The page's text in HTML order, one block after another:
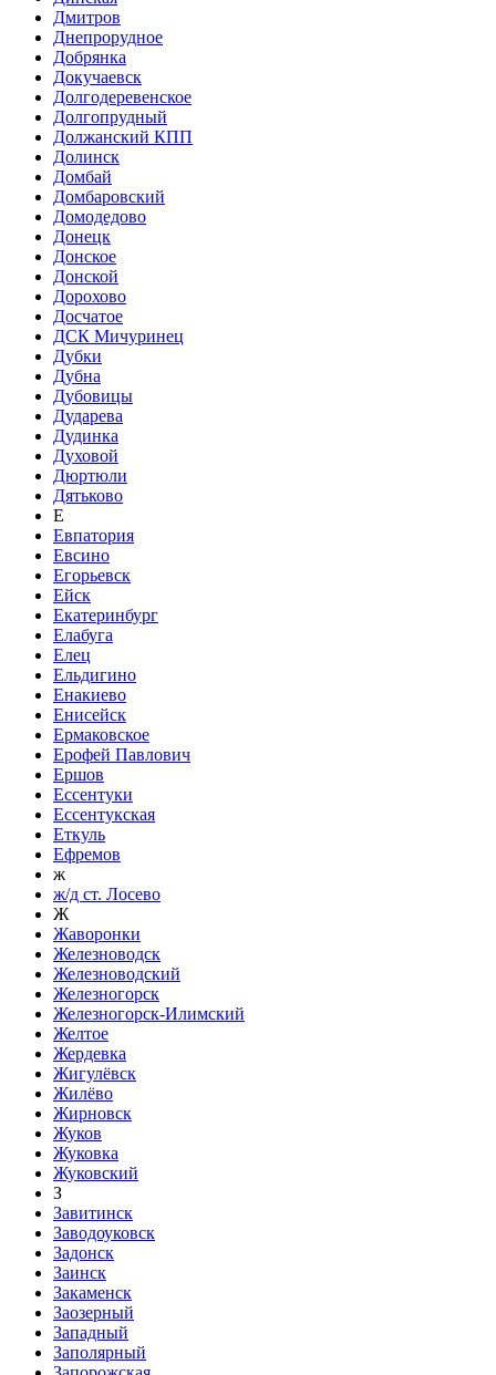
Дмитров
Днепрорудное
Добрянка
Докучаевск
Долгодеревенское
Долгопрудный
Должанский КПП
Долинск
Домбай
Домбаровский
Домодедово
Донецк
Донское
Донской
Дорохово
Досчатое
ДСК Мичуринец
Дубки
Дубна
Дубовицы
Дударева
Дудинка
Духовой
Дюртюли
Дятьково
Е
Евпатория
Евсино
Егорьевск
Ейск
Екатеринбург
Елабуга
Елец
Ельдигино
Енакиево
Енисейск
Ермаковское
Ерофей Павлович
Ершов
Ессентуки
Ессентукская
Еткуль
Ефремов
ж
ж/д ст. Лосево
Ж
Жаворонки
Железноводск
Железноводский
Железногорск
Железногорск-Илимский
Желтое
Жердевка
Жигулёвск
Жилёво
Жирновск
Жуков
Жуковка
Жуковский
З
Завитинск
Заводоуковск
Задонск
Заинск
Закаменск
Заозерный
Западный
Заполярный